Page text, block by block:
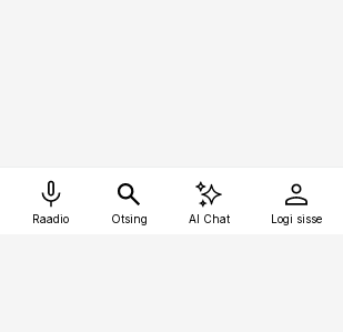
Raadio Otsing AI Chat Logi sisse